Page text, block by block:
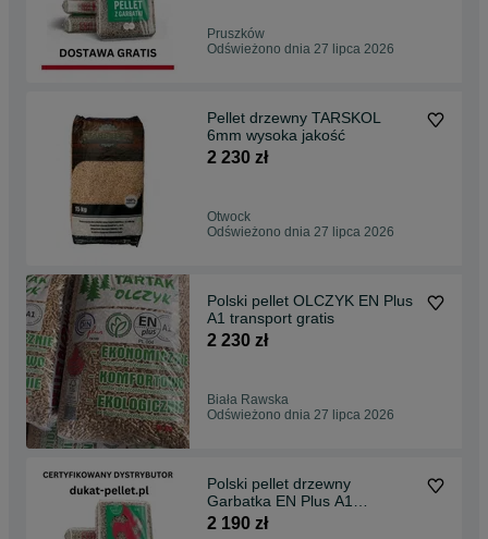
Pruszków
Odświeżono dnia 27 lipca 2026
Pellet drzewny TARSKOL
6mm wysoka jakość
2 230 zł
Otwock
Odświeżono dnia 27 lipca 2026
Polski pellet OLCZYK EN Plus
A1 transport gratis
2 230 zł
Biała Rawska
Odświeżono dnia 27 lipca 2026
Polski pellet drzewny
Garbatka EN Plus A1
transport gratis
2 190 zł